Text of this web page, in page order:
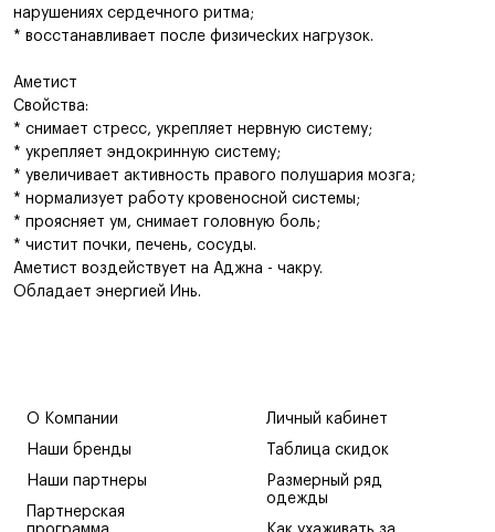
нарушениях сердечного ритма;
* восстанавливает пocлe физичeckих нагрузок.
Аметист
Свойства:
* снимает стресс, укрепляет нервную систему;
* укрепляет эндокринную систему;
* увеличивает активность правого полушария мозга;
* нормализует работу кровеносной системы;
* проясняет ум, снимает головную боль;
* чистит почки, печень, сосуды.
Аметист воздействует на Аджна - чакру.
Обладает энергией Инь.
О Компании
Наши бренды
Наши партнеры
Партнерская
Личный кабинет
Таблица скидок
Размерный ряд
одежды